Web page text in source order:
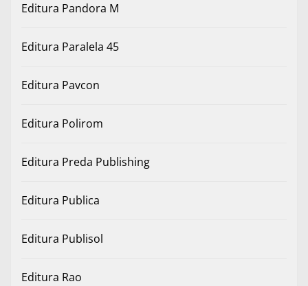
Editura Pandora M
Editura Paralela 45
Editura Pavcon
Editura Polirom
Editura Preda Publishing
Editura Publica
Editura Publisol
Editura Rao